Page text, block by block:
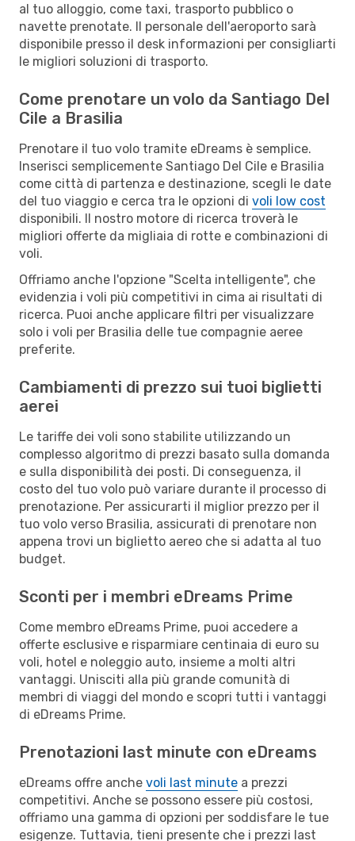
al tuo alloggio, come taxi, trasporto pubblico o
navette prenotate. Il personale dell'aeroporto sarà
disponibile presso il desk informazioni per consigliarti
le migliori soluzioni di trasporto.
Come prenotare un volo da Santiago Del
Cile a Brasilia
Prenotare il tuo volo tramite eDreams è semplice.
Inserisci semplicemente Santiago Del Cile e Brasilia
come città di partenza e destinazione, scegli le date
del tuo viaggio e cerca tra le opzioni di voli low cost
disponibili. Il nostro motore di ricerca troverà le
migliori offerte da migliaia di rotte e combinazioni di
voli.
Offriamo anche l'opzione "Scelta intelligente", che
evidenzia i voli più competitivi in cima ai risultati di
ricerca. Puoi anche applicare filtri per visualizzare
solo i voli per Brasilia delle tue compagnie aeree
preferite.
Cambiamenti di prezzo sui tuoi biglietti
aerei
Le tariffe dei voli sono stabilite utilizzando un
complesso algoritmo di prezzi basato sulla domanda
e sulla disponibilità dei posti. Di conseguenza, il
costo del tuo volo può variare durante il processo di
prenotazione. Per assicurarti il miglior prezzo per il
tuo volo verso Brasilia, assicurati di prenotare non
appena trovi un biglietto aereo che si adatta al tuo
budget.
Sconti per i membri eDreams Prime
Come membro eDreams Prime, puoi accedere a
offerte esclusive e risparmiare centinaia di euro su
voli, hotel e noleggio auto, insieme a molti altri
vantaggi. Unisciti alla più grande comunità di
membri di viaggi del mondo e scopri tutti i vantaggi
di eDreams Prime.
Prenotazioni last minute con eDreams
eDreams offre anche voli last minute a prezzi
competitivi. Anche se possono essere più costosi,
offriamo una gamma di opzioni per soddisfare le tue
esigenze. Tuttavia, tieni presente che i prezzi last